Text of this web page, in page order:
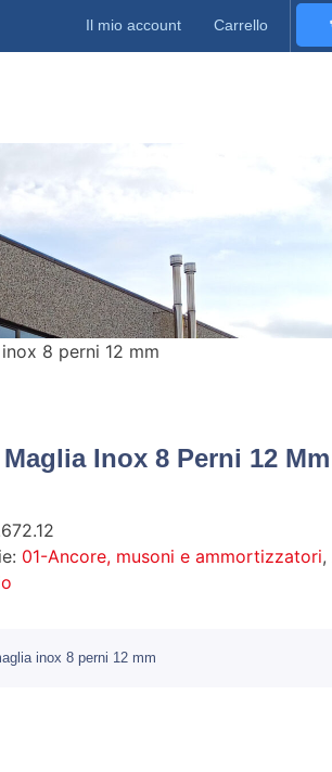
Il mio account Carrello
8 perni 12 mm
Inox 8 Perni 12 Mm
01-Ancore, musoni e ammortizzatori,
inox 8 perni 12 mm